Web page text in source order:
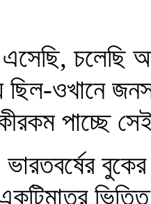
এসেছি, চলেছি
ওখানে
পাচ্ছে